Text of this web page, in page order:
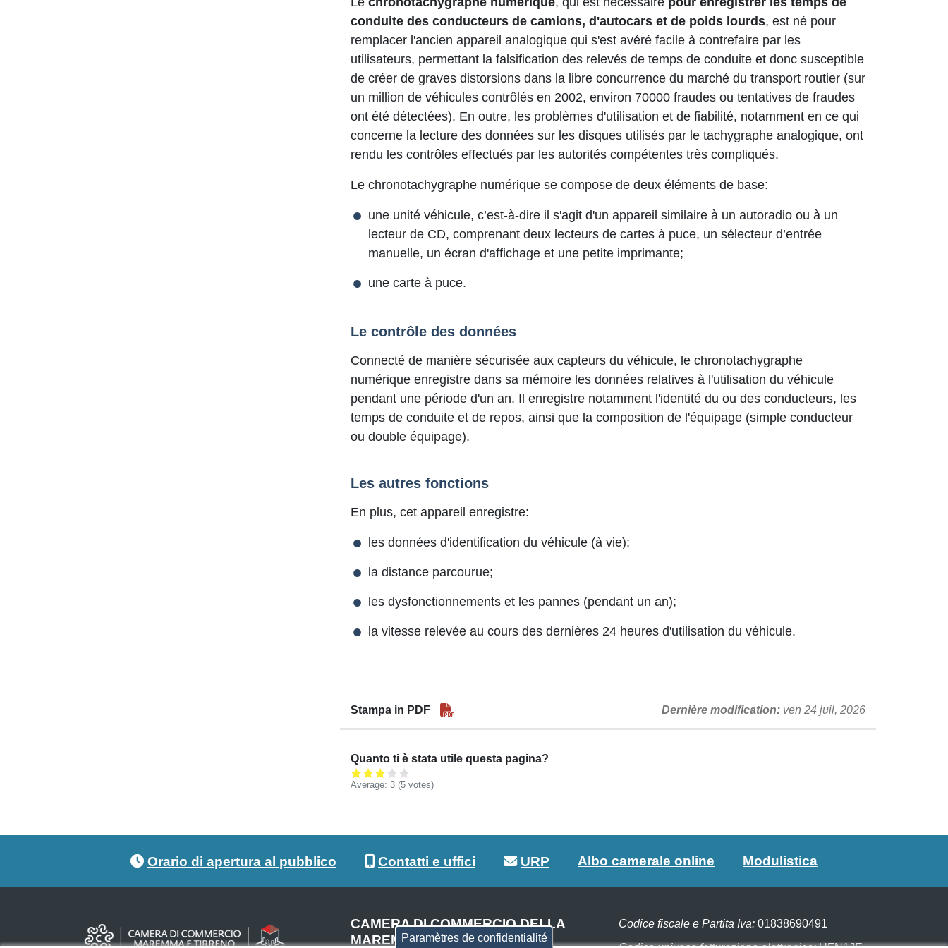
conduite des conducteurs de camions, d'autocars et de poids lourds, est né pour
remplacer l'ancien appareil analogique qui s'est avéré facile à contrefaire par les
utilisateurs, permettant la falsification des relevés de temps de conduite et donc susceptible
de créer de graves distorsions dans la libre concurrence du marché du transport routier (sur
un million de véhicules contrôlés en 2002, environ 70000 fraudes ou tentatives de fraudes
ont été détectées). En outre, les problèmes d'utilisation et de fiabilité, notamment en ce qui
concerne la lecture des données sur les disques utilisés par le tachygraphe analogique, ont
rendu les contrôles effectués par les autorités compétentes très compliqués.
Le chronotachygraphe numérique se compose de deux éléments de base:
une unité véhicule, c’est-à-dire il s'agit d'un appareil similaire à un autoradio ou à un
lecteur de CD, comprenant deux lecteurs de cartes à puce, un sélecteur d’entrée
manuelle, un écran d'affichage et une petite imprimante;
une carte à puce.
Le contrôle des données
Connecté de manière sécurisée aux capteurs du véhicule, le chronotachygraphe
numérique enregistre dans sa mémoire les données relatives à l'utilisation du véhicule
pendant une période d'un an. Il enregistre notamment l'identité du ou des conducteurs, les
temps de conduite et de repos, ainsi que la composition de l'équipage (simple conducteur
ou double équipage).
Les autres fonctions
En plus, cet appareil enregistre:
les données d'identification du véhicule (à vie);
la distance parcourue;
les dysfonctionnements et les pannes (pendant un an);
la vitesse relevée au cours des dernières 24 heures d'utilisation du véhicule.
Stampa in PDF Dernière modification ven 24 juil, 2026
Quanto ti è stata utile questa pagina?
Average: 3 (5 votes)
Orario di apertura al pubblico Contatti e uffici URP Albo camerale online Modulistica
CAMERA DI COMMERCIO DELLA
MAREMMA E DEL TIRRENO
Codice fiscale e Partita Iva: 01838690491
Paramètres de confidentialité